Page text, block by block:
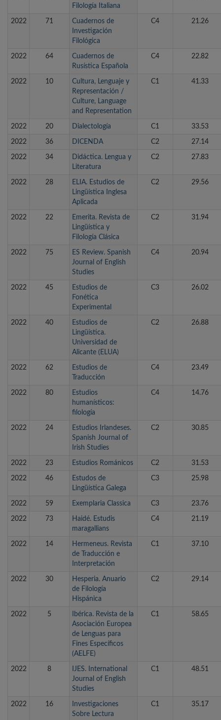
Filología Italiana
2022 71
Cuadernos de
Investigación
Filológica
C4 21.26
2022 64
Cuadernos de
Rusística Española
C4 22.82
2022 10
Cultura, Lenguaje y
Representación /
Culture, Language
and Representation
C1 41.33
2022 20 Dialectología C1 33.53
2022 36 DICENDA C2 27.14
2022 34
Didáctica. Lengua y
Literatura
C2 27.83
2022 28
ELIA. Estudios de
Lingüística Inglesa
Aplicada
C2 29.56
2022 22
Emerita. Revista de
Lingüística y
Filología Clásica
C2 31.94
2022 75
ES Review. Spanish
Journal of English
Studies
C4 20.94
2022 45
Estudios de
Fonética
Experimental
C3 26.02
2022 40
Estudios de
Lingüística.
Universidad de
Alicante (ELUA)
C2 26.88
2022 62
Estudios de
Traducción
C4 23.49
2022 80
Estudios
humanísticos:
filología
C4 14.76
2022 24
Estudios Irlandeses.
Spanish Journal of
Irish Studies
C2 30.85
2022 23 Estudios Románicos C2 31.53
2022 46
Estudos de
Lingüística Galega
C3 25.98
2022 59 Exemplaria Classica C3 23.76
2022 73
Haidé. Estudis
maragallians
C4 21.19
2022 14
Hermeneus. Revista
de Traducción e
Interpretación
C1 37.10
2022 30
Hesperia. Anuario
de Filología
Hispánica
C2 29.14
2022 5
Ibérica. Revista de la
Asociación Europea
de Lenguas para
Fines Específicos
(AELFE)
C1 58.65
2022 8
IJES. International
Journal of English
Studies
C1 48.51
2022 16
Investigaciones
Sobre Lectura
C1 35.17